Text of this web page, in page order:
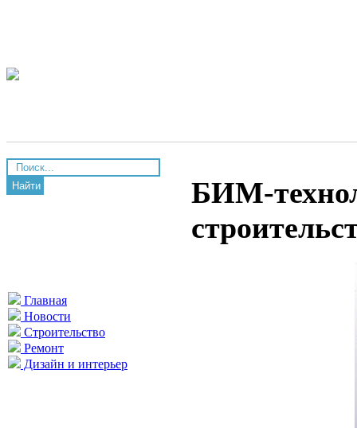
Найти
Главная
Новости
Строительство
Ремонт
Дизайн и интерьер
БИМ-